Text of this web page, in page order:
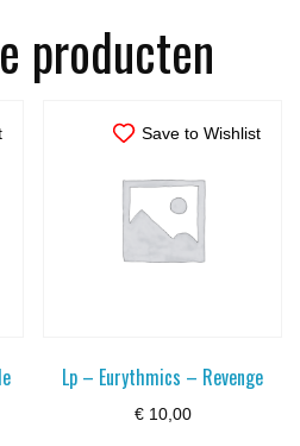
producten
Save to Wishlist
Lp – Eurythmics – Revenge
€10,00